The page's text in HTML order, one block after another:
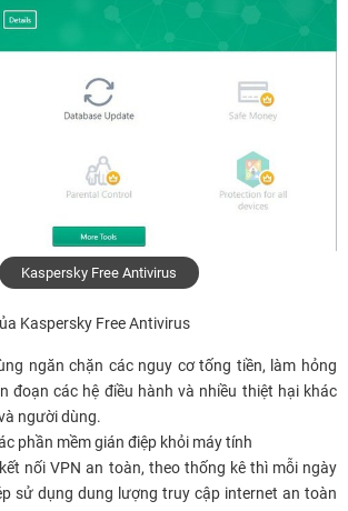
Kaspersky Free Antivirus
Kaspersky Free Antivirus
ngăn chặn các nguy cơ tống tiền, làm hỏng
đoạn các hệ điều hành và nhiều thiệt hại khác
người dùng.
phần mềm gián điệp khỏi máy tính
nối VPN an toàn, theo thống kê thì mỗi ngày
sử dụng dung lượng truy cập internet an toàn